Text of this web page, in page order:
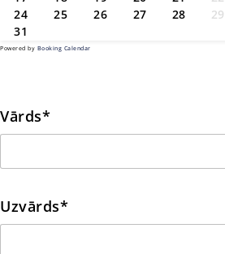
24
25 26 27 28 29
31
Powered by Booking Calendar
Vārds*
Uzvārds*